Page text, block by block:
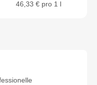
46,33 € pro 1 l